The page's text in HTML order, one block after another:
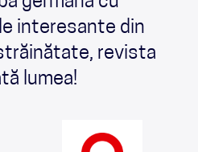
interesante din
revista
lumea!